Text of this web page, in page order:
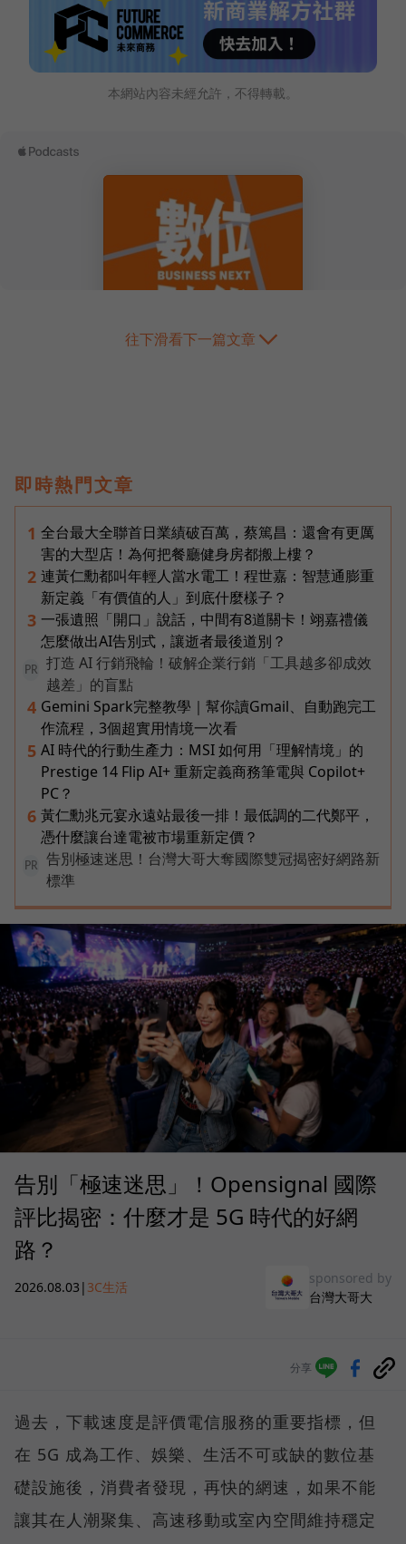
本網站內容未經允許，不得轉載。
往下滑看下一篇文章
即時熱門文章
1 全台最大全聯首日業績破百萬，蔡篤昌：還會有更厲
害的大型店！為何把餐廳健身房都搬上樓？
2 連黃仁勳都叫年輕人當水電工！程世嘉：智慧通膨重
新定義「有價值的人」到底什麼樣子？
3 一張遺照「開口」說話，中間有8道關卡！翊嘉禮儀
怎麼做出AI告別式，讓逝者最後道別？
PR
打造 AI 行銷飛輪！破解企業行銷「工具越多卻成效
越差」的盲點
4 Gemini Spark完整教學｜幫你讀Gmail、自動跑完工
作流程，3個超實用情境一次看
5 AI 時代的行動生產力：MSI 如何用「理解情境」的
Prestige 14 Flip AI+ 重新定義商務筆電與 Copilot+
PC？
6 黃仁勳兆元宴永遠站最後一排！最低調的二代鄭平，
憑什麼讓台達電被市場重新定價？
PR
告別極速迷思！台灣大哥大奪國際雙冠揭密好網路新
標準
告別「極速迷思」！Opensignal 國際
評比揭密：什麼才是 5G 時代的好網
路？
2026.08.03 | 3C生活
sponsored by
台灣大哥大
分享
過去，下載速度是評價電信服務的重要指標，但
在 5G 成為工作、娛樂、生活不可或缺的數位基
礎設施後，消費者發現，再快的網速，如果不能
讓其在人潮聚集、高速移動或室內空間維持穩定